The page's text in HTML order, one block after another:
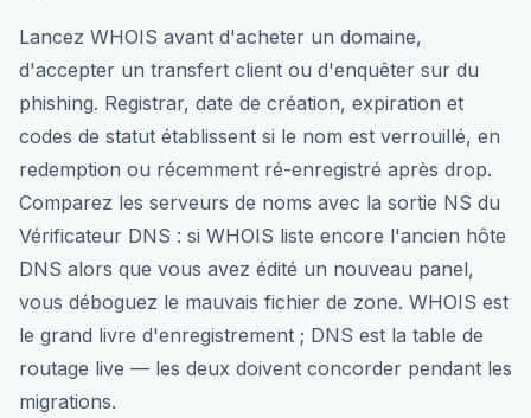
Lancez WHOIS avant d'acheter un domaine,
d'accepter un transfert client ou d'enquêter sur du
phishing. Registrar, date de création, expiration et
codes de statut établissent si le nom est verrouillé, en
redemption ou récemment ré-enregistré après drop.
Comparez les serveurs de noms avec la sortie NS du
Vérificateur DNS : si WHOIS liste encore l'ancien hôte
DNS alors que vous avez édité un nouveau panel,
vous déboguez le mauvais fichier de zone. WHOIS est
le grand livre d'enregistrement ; DNS est la table de
routage live — les deux doivent concorder pendant les
migrations.